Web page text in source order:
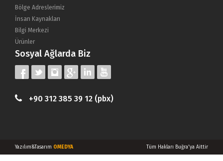
Bölge Adreslerimiz
İnsan Kaynakları
Bilgi Merkezi
Ürünler
Sosyal Ağlarda Biz
+90 312 385 39 12 (pbx)
Yazılım&Tasarım OMEDYA Tüm Hakları Buğra'ya Aittir